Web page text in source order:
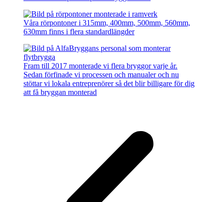
Våra rörpontoner i 315mm, 400mm, 500mm, 560mm,
630mm finns i flera standardlängder
Fram till 2017 monterade vi flera bryggor varje år.
Sedan förfinade vi processen och manualer och nu
stöttar vi lokala entreprenörer så det blir billigare för dig
att få bryggan monterad